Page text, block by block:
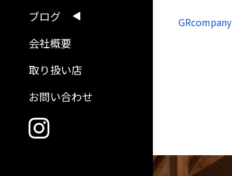
ブログ
会社概要
取り扱い店
お問い合わせ
GRcompany